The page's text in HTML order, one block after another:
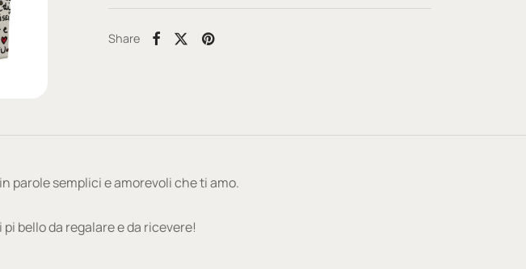
Share
parole semplici e amorevoli che ti amo.
bello da regalare e da ricevere!